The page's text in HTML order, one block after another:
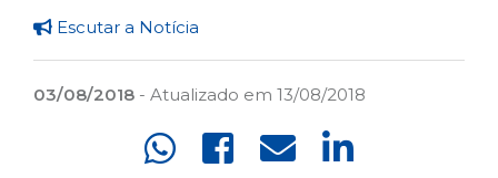
Escutar a Notícia
03/08/2018 - Atualizado em 13/08/2018